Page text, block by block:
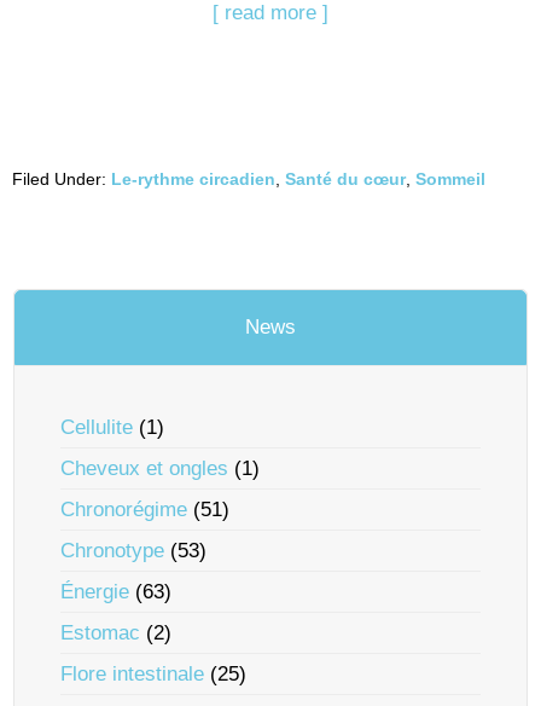
[ read more ]
Filed Under: Le-rythme circadien Santé du cœur, Sommeil
News
Cellulite (1)
Cheveux et ongles (1)
Chronorégime (51)
Chronotype (53)
Énergie (63)
Estomac (2)
Flore intestinale (25)